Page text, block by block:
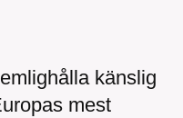
känslig
mest
och
arbete – och vi